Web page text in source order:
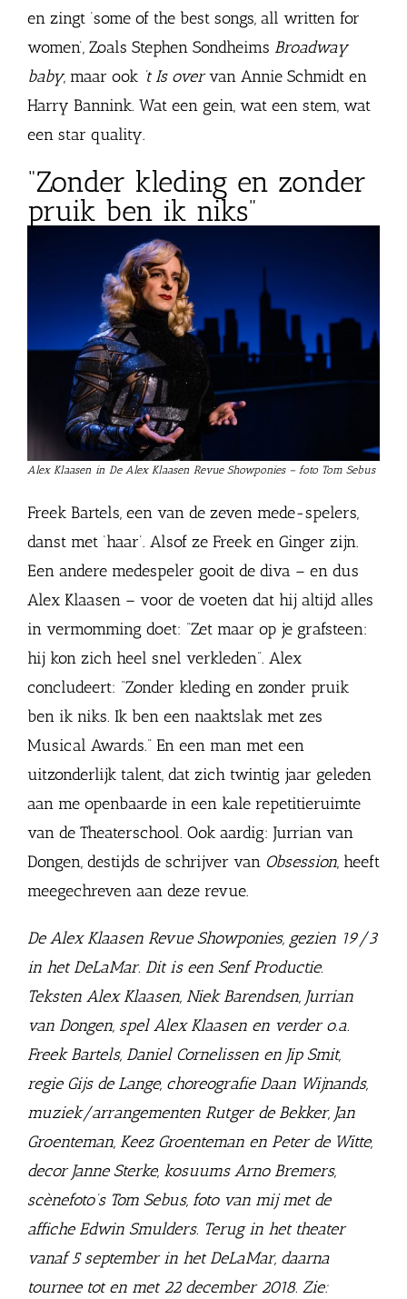
en zingt ‘some of the best songs, all written for
women’, Zoals Stephen Sondheims Broadway
baby, maar ook ’t Is overvan Annie Schmidt en
Harry Bannink. Wat een gein, wat een stem, wat
een star quality.
“Zonder kleding en zonder
pruik ben ik niks”
Alex Klaasen in De Alex Klaasen Revue Showponies – foto Tom Sebus
Freek Bartels, een van de zeven mede-spelers,
danst met ‘haar’. Alsof ze Freek en Ginger zijn.
Een andere medespeler gooit de diva – en dus
Alex Klaasen – voor de voeten dat hij altijd alles
in vermomming doet: “Zet maar op je grafsteen:
hij kon zich heel snel verkleden”. Alex
concludeert: “Zonder kleding en zonder pruik
ben ik niks. Ik ben een naaktslak met zes
Musical Awards.” En een man met een
uitzonderlijk talent, dat zich twintig jaar geleden
aan me openbaarde in een kale repetitieruimte
van de Theaterschool. Ook aardig: Jurrian van
Dongen, destijds de schrijver van Obsession, heeft
meegechreven aan deze revue.
De Alex Klaasen Revue Showponies, gezien 19/3
in het DeLaMar. Dit is een Senf Productie.
Teksten Alex Klaasen, Niek Barendsen, Jurrian
van Dongen, spel Alex Klaasen en verder o.a.
Freek Bartels, Daniel Cornelissen en Jip Smit,
regie Gijs de Lange, choreografie Daan Wijnands,
muziek/arrangementen Rutger de Bekker, Jan
Groenteman, Keez Groenteman en Peter de Witte,
decor Janne Sterke, kosuums Arno Bremers,
scènefoto’s Tom Sebus, foto van mij met de
affiche Edwin Smulders. Terug in het theater
vanaf 5 september in het DeLaMar, daarna
tournee tot en met 22 december 2018. Zie: